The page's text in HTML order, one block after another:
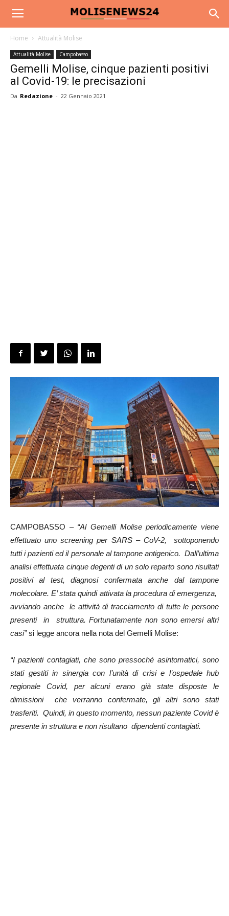
Home Attualità Molise
Attualità Molise Campobasso
Gemelli Molise, cinque pazienti positivi
al Covid-19: le precisazioni
Da Redazione - 22 Gennaio 2021
CAMPOBASSO – “Al Gemelli Molise periodicamente viene
effettuato uno screening per SARS – CoV-2, sottoponendo
tutti i pazienti ed il personale al tampone antigenico. Dall’ultima
analisi effettuata cinque degenti di un solo reparto sono risultati
positivi al test, diagnosi confermata anche dal tampone
molecolare. E’ stata quindi attivata la procedura di emergenza,
avviando anche le attività di tracciamento di tutte le persone
presenti in struttura. Fortunatamente non sono emersi altri
casi”si legge ancora nella nota del Gemelli Molise:
“I pazienti contagiati, che sono pressoché asintomatici, sono
stati gestiti in sinergia con l’unità di crisi e l’ospedale hub
regionale Covid, per alcuni erano già state disposte le
dimissioni che verranno confermate, gli altri sono stati
trasferiti. Quindi, in questo momento, nessun paziente Covid è
presente in struttura e non risultano dipendenti contagiati.